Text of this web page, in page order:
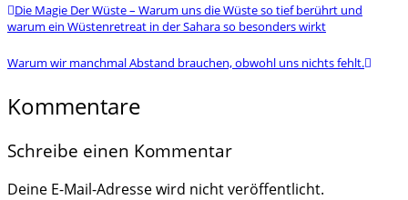
Die Magie Der Wüste – Warum uns die Wüste so tief berührt und
warum ein Wüstenretreat in der Sahara so besonders wirkt
Warum wir manchmal Abstand brauchen, obwohl uns nichts fehlt.
Kommentare
Schreibe einen Kommentar
Deine E-Mail-Adresse wird nicht veröffentlicht.